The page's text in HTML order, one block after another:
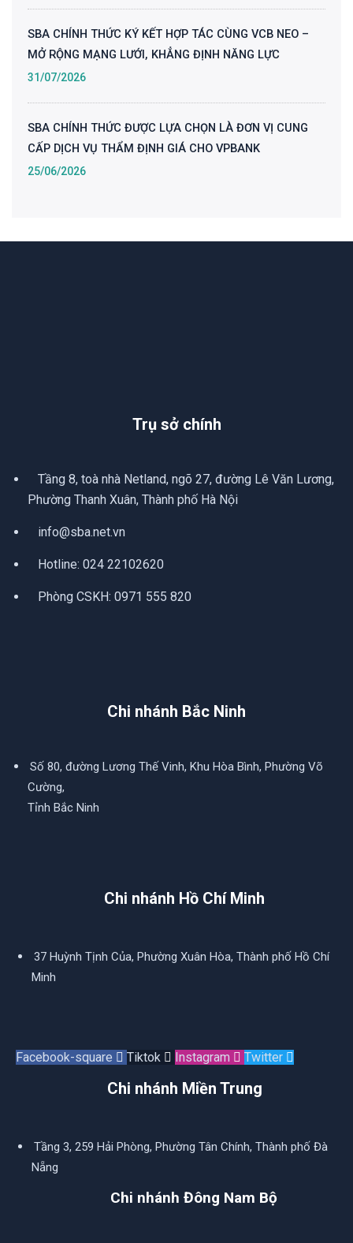
SBA CHÍNH THỨC KÝ KẾT HỢP TÁC CÙNG VCB NEO –
MỞ RỘNG MẠNG LƯỚI, KHẲNG ĐỊNH NĂNG LỰC
31/07/2026
SBA CHÍNH THỨC ĐƯỢC LỰA CHỌN LÀ ĐƠN VỊ CUNG
CẤP DỊCH VỤ THẨM ĐỊNH GIÁ CHO VPBANK
25/06/2026
Trụ sở chính
Tầng 8, toà nhà Netland, ngõ 27, đường Lê Văn Lương,
Phường Thanh Xuân, Thành phố Hà Nội
info@sba.net.vn
Hotline: 024 22102620
Phòng CSKH: 0971 555 820
Chi nhánh Bắc Ninh
Số 80, đường Lương Thế Vinh, Khu Hòa Bình, Phường Võ
Cường,
Tỉnh Bắc Ninh
Chi nhánh Hồ Chí Minh
37 Huỳnh Tịnh Của, Phường Xuân Hòa, Thành phố Hồ Chí
Minh
Facebook-square Tiktok Instagram Twitter
Chi nhánh Miền Trung
Tầng 3, 259 Hải Phòng, Phường Tân Chính, Thành phố Đà
Nẵng
Chi nhánh Đông Nam Bộ